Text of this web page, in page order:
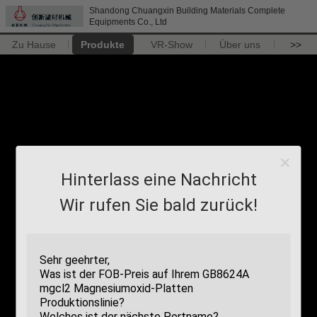
Shandong Chuangxin Building Materials Complete
Equipments Co., Ltd
Zu Hause Produkte VR-Show Über uns >>
Hinterlass eine Nachricht
Wir rufen Sie bald zurück!